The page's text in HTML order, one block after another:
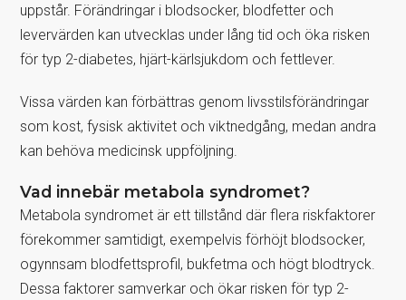
uppstår. Förändringar i blodsocker, blodfetter och
levervärden kan utvecklas under lång tid och öka risken
för typ 2-diabetes, hjärt-kärlsjukdom och fettlever.
Vissa värden kan förbättras genom livsstilsförändringar
som kost, fysisk aktivitet och viktnedgång, medan andra
kan behöva medicinsk uppföljning.
Vad innebär metabola syndromet?
Metabola syndromet är ett tillstånd där flera riskfaktorer
förekommer samtidigt, exempelvis förhöjt blodsocker,
ogynnsam blodfettsprofil, bukfetma och högt blodtryck.
Dessa faktorer samverkar och ökar risken för typ 2-